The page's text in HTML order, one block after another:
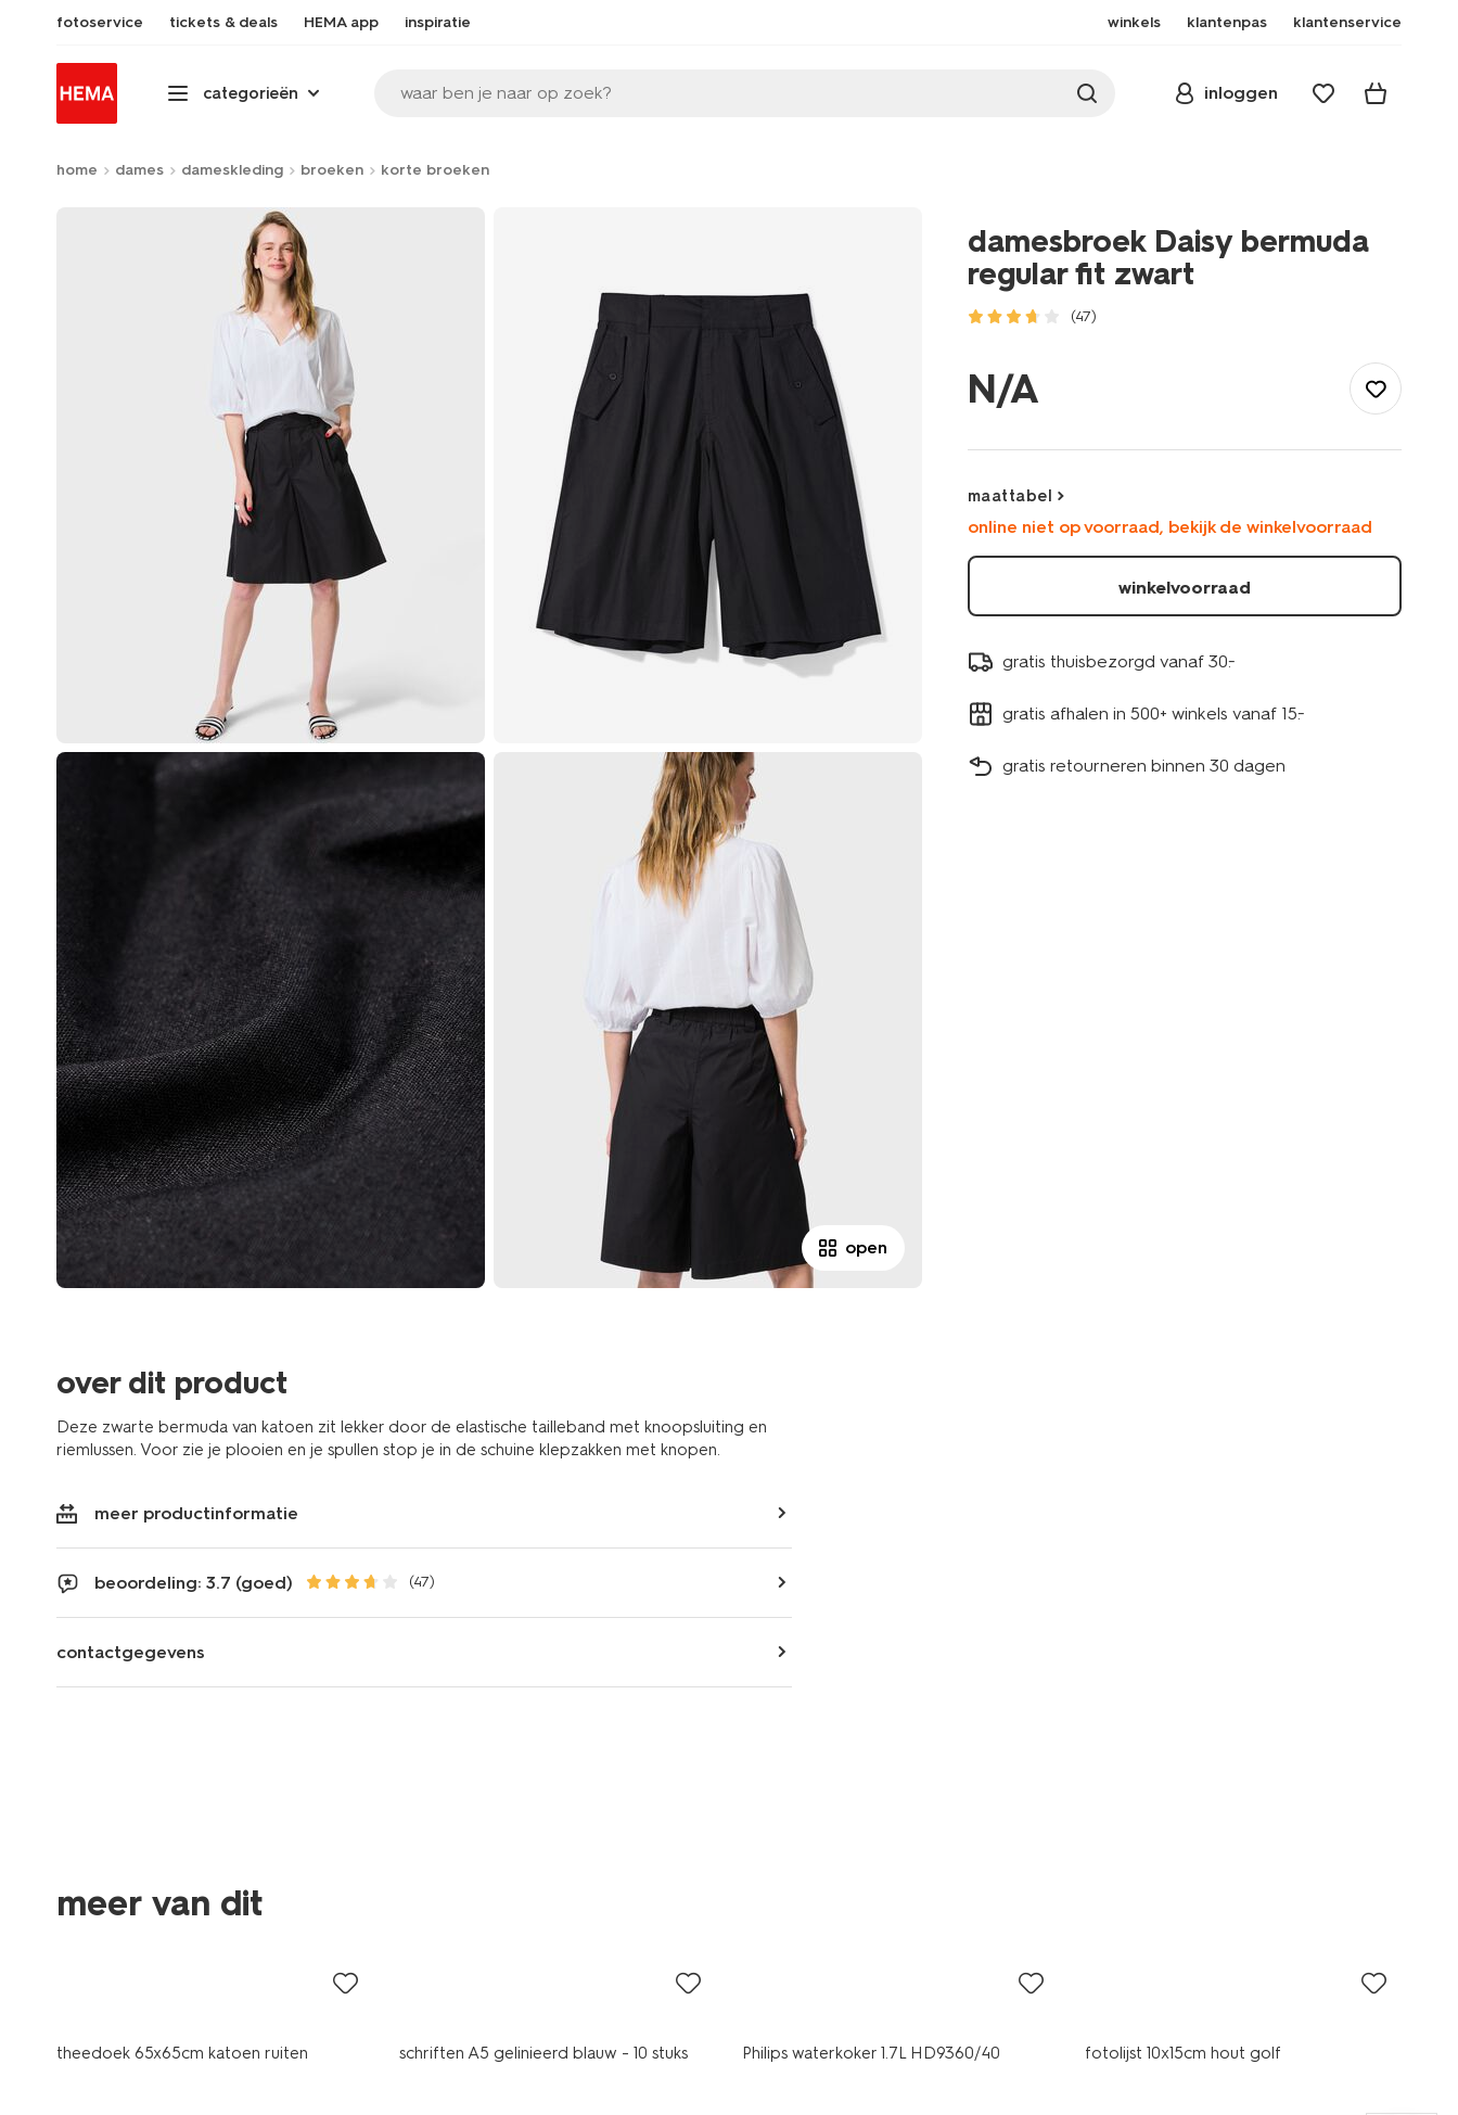
fotoservice tickets & deals HEMA app inspiratie winkels klantenpas klantenservice
categorieën waar ben je naar op zoek? inloggen
home dames dameskleding broeken korte broeken
open
over dit product
Deze zwarte bermuda van katoen zit lekker door de elastische tailleband met knoopsluiting en
riemlussen. Voor zie je plooien en je spullen stop je in de schuine klepzakken met knopen.
meer productinformatie
beoordeling: 3.7 (goed) (47)
contactgegevens
damesbroek Daisy bermuda
regular fit zwart
(47)
broeken/damesbroek-
daisy-
bermuda-
36208880BLACK.html
N/A
maattabel
online niet op voorraad, bekijk de winkelvoorraad
winkelvoorraad
gratis thuisbezorgd vanaf 30.-
gratis afhalen in 500+ winkels vanaf 15.-
gratis retourneren binnen 30 dagen
meer van dit
theedoek 65x65cm katoen ruiten schriften A5 gelinieerd blauw - 10 stuks Philips waterkoker 1.7L HD9360/40 fotolijst 10x15cm hout golf